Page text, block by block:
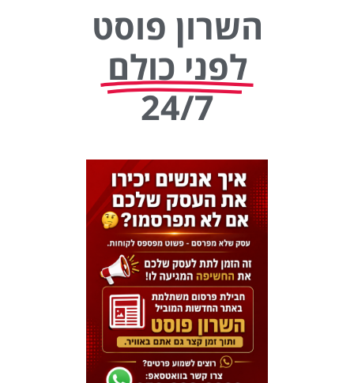
השרון פוסט
לפני כולם
24/7